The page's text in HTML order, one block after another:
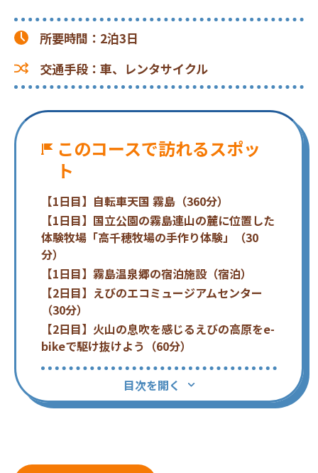
所要時間 ： 2泊3日
交通手段 ： 車、レンタサイクル
目次を開く
このコースで訪れるスポッ
ト
【1日目】自転車天国 霧島（360分）
【1日目】国立公園の霧島連山の麓に位置した
体験牧場「高千穂牧場の手作り体験」（30
分）
【1日目】霧島温泉郷の宿泊施設（宿泊）
【2日目】えびのエコミュージアムセンター
（30分）
【2日目】火山の息吹を感じるえびの高原をe-
bikeで駆け抜けよう（60分）